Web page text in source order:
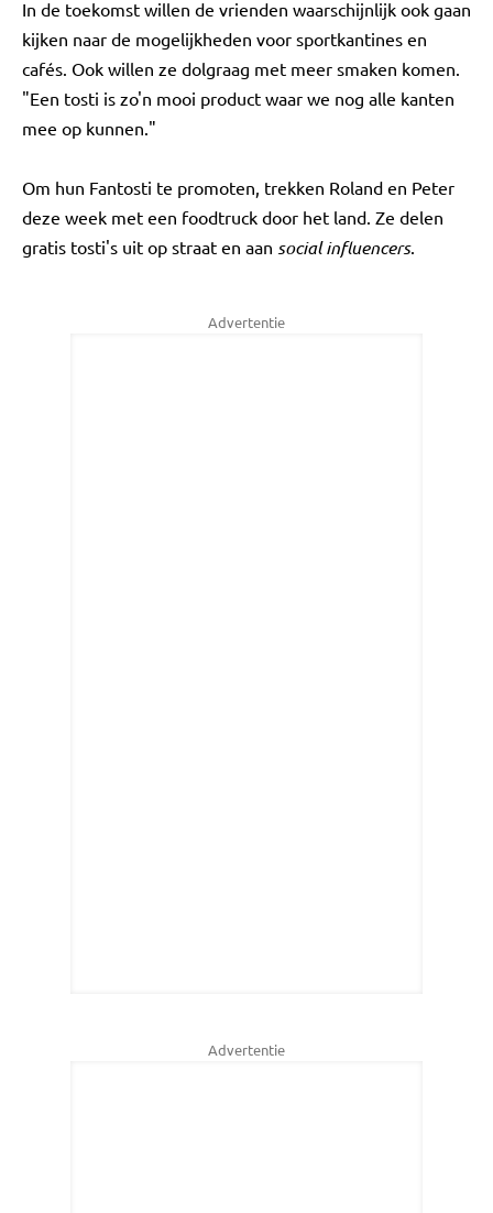
In de toekomst willen de vrienden waarschijnlijk ook gaan
kijken naar de mogelijkheden voor sportkantines en
cafés. Ook willen ze dolgraag met meer smaken komen.
"Een tosti is zo'n mooi product waar we nog alle kanten
mee op kunnen."
Om hun Fantosti te promoten, trekken Roland en Peter
deze week met een foodtruck door het land. Ze delen
gratis tosti's uit op straat en aan social influencers.
Advertentie
Advertentie